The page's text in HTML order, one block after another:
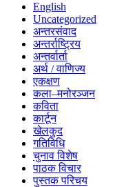
English
Uncategorized
अन्तरसंवाद
अन्तर्राष्ट्रिय
अन्तर्वार्ता
अर्थ / वाणिज्य
एकक्षण
कला–मनोरञ्जन
कविता
कार्टून
खेलकुद
गतिविधि
चुनाव विशेष
पाठक विचार
पुस्तक परिचय